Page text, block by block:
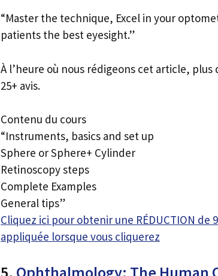
“Master the technique, Excel in your
patients the best eyesight.”
À l’heure où nous rédigeons cet article,
25+ avis.
Contenu du cours
“Instruments, basics and set up
Sphere or Sphere+ Cylinder
Retinoscopy steps
Complete Examples
General tips”
Cliquez ici pour obtenir une RÉDUCTION
appliquée lorsque vous cliquerez
5. Ophthalmology: The Human